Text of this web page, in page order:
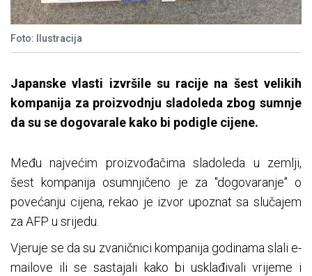
Foto: Ilustracija
Japanske vlasti izvršile su racije na šest velikih
kompanija za proizvodnju sladoleda zbog sumnje
da su se dogovarale kako bi podigle cijene.
Među najvećim proizvođačima sladoleda u zemlji,
šest kompanija osumnjičeno je za "dogovaranje" o
povećanju cijena, rekao je izvor upoznat sa slučajem
za AFP u srijedu.
Vjeruje se da su zvaničnici kompanija godinama slali e-
mailove ili se sastajali kako bi usklađivali vrijeme i